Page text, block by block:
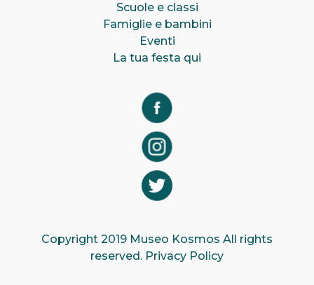
Scuole e classi
Famiglie e bambini
Eventi
La tua festa qui
Copyright 2019 Museo Kosmos All rights
reserved. Privacy Policy